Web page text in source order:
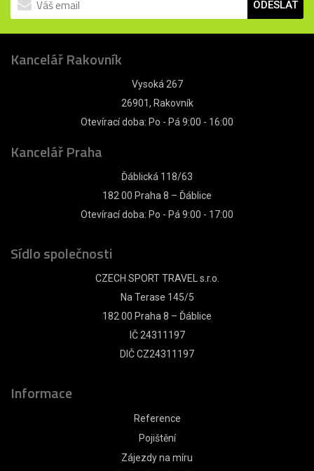
ODESLAT
Kancelář Rakovník
Vysoká 267
26901, Rakovník
Otevírací doba: Po - Pá 9:00 - 16:00
Kancelář Praha
Ďáblická 118/63
182 00 Praha 8 – Ďáblice
Otevírací doba: Po - Pá 9:00 - 17:00
Sídlo společnosti
CZECH SPORT TRAVEL s.r.o.
Na Terase 145/5
182 00 Praha 8 – Ďáblice
IČ 24311197
DIČ CZ24311197
Informace
Reference
Pojištění
Zájezdy na míru